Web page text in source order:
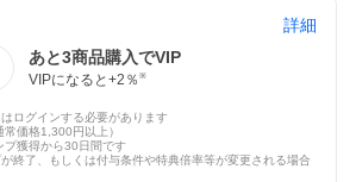
詳細
あと3商品購入でVIP
VIPになると+2 ％ ※
ログインする必要があります
常価格1,300円以上）
プ獲得から30日間です
終了、もしくは付与条件や特典倍率等が変更される場合